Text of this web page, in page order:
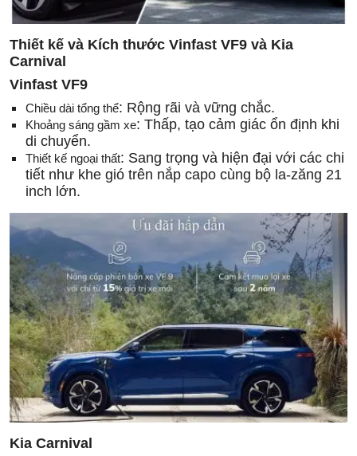
Thiết kế và Kích thước Vinfast VF9 và Kia
Carnival
Vinfast VF9
Chiều dài tổng thể: Rộng rãi và vững chắc.
Khoảng sáng gầm xe: Thấp, tạo cảm giác ổn định khi
di chuyển.
Thiết kế ngoại thất: Sang trọng và hiện đại với các chi
tiết như khe gió trên nắp capo cùng bộ la-zăng 21
inch lớn.
Kia Carnival